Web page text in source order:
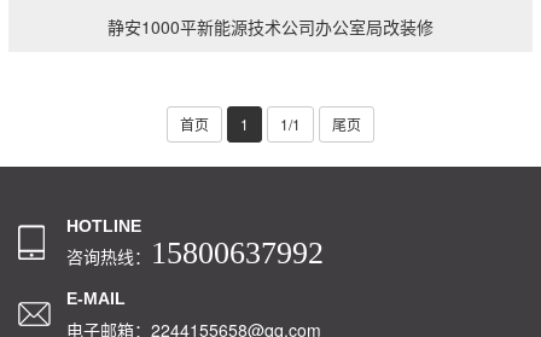
静安1000平新能源技术公司办公室局改装修
首页 1 1/1 尾页
HOTLINE
咨询热线： 15800637992
E-MAIL
电子邮箱：2244155658@qq.com